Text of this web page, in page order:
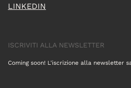
LINKEDIN
ISCRIVITI ALLA NEWSLETTER
Coming soon! L'iscrizione alla newsletter